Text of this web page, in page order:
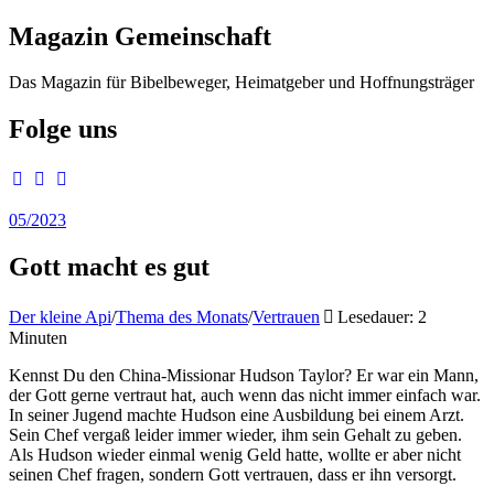
Magazin Gemeinschaft
Das Magazin für Bibelbeweger, Heimatgeber und Hoffnungsträger
Folge uns
05/2023
Gott macht es gut
Der kleine Api/Thema des Monats/Vertrauen
Lesedauer: 2
Minuten
Kennst Du den China-Missionar Hudson Taylor? Er war ein Mann,
der Gott gerne vertraut hat, auch wenn das nicht immer einfach war.
In seiner Jugend machte Hudson eine Ausbildung bei einem Arzt.
Sein Chef vergaß leider immer wieder, ihm sein Gehalt zu geben.
Als Hudson wieder einmal wenig Geld hatte, wollte er aber nicht
seinen Chef fragen, sondern Gott vertrauen, dass er ihn versorgt.